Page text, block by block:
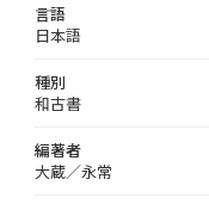
言語
日本語
種別
和古書
編著者
大蔵／永常